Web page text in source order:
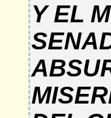
Y EL